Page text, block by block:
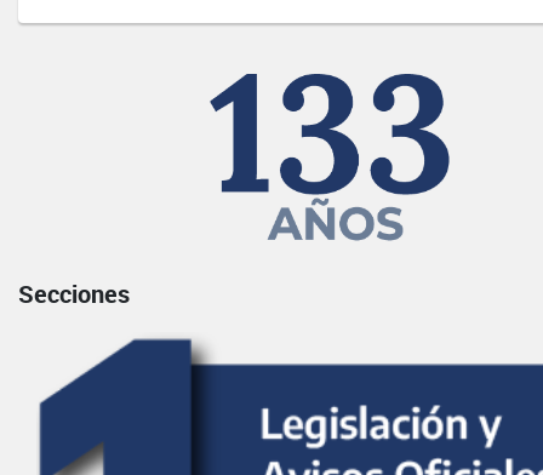
Secciones